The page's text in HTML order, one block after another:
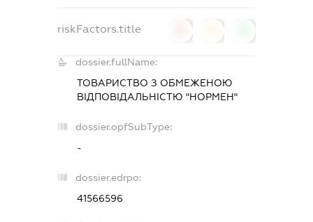
riskFactors.title
dossier.fullName:
ТОВАРИСТВО З ОБМЕЖЕНОЮ
ВІДПОВІДАЛЬНІСТЮ "НОРМЕН"
dossier.opfSubType:
-
dossier.edrpo:
41566596